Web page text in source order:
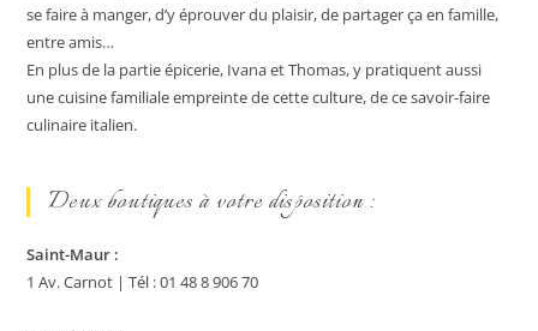
se faire à manger, d’y éprouver du plaisir, de partager ça en famille,
entre amis…
En plus de la partie épicerie, Ivana et Thomas, y pratiquent aussi
une cuisine familiale empreinte de cette culture, de ce savoir-faire
culinaire italien.
Deux boutiques à votre disposition :
Saint-Maur :
1 Av. Carnot | Tél : 01 48 8 906 70